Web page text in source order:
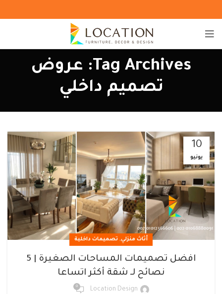
Tag Archives: عروض
تصميم داخلي
10
يونيو
أثاث منزلي, تصميمات داخلية
افضل تصميمات المساحات الصغيرة | 5
نصائح لـ شقة أكثر اتساعا
Location Design
0